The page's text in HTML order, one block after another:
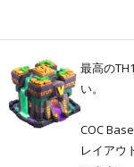
最高の
い。
COC
レイアウ